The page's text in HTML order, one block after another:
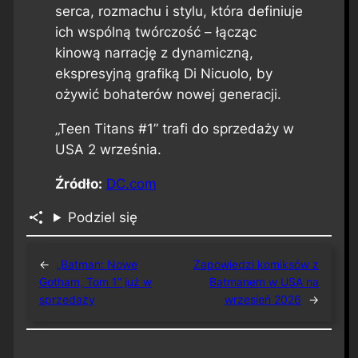
serca, rozmachu i stylu, która definiuje
ich wspólną twórczość – łącząc
kinową narrację z dynamiczną,
ekspresyjną grafiką Di Nicuolo, by
ożywić bohaterów nowej generacji.
„Teen Titans #1” trafi do sprzedaży w
USA 2 września.
Źródło: DC.com
Podziel się
←
„Batman: Nowe
Gotham, Tom 1” już w
sprzedaży
Zapowiedzi komiksów z
Batmanem w USA na
wrzesień 2026
→